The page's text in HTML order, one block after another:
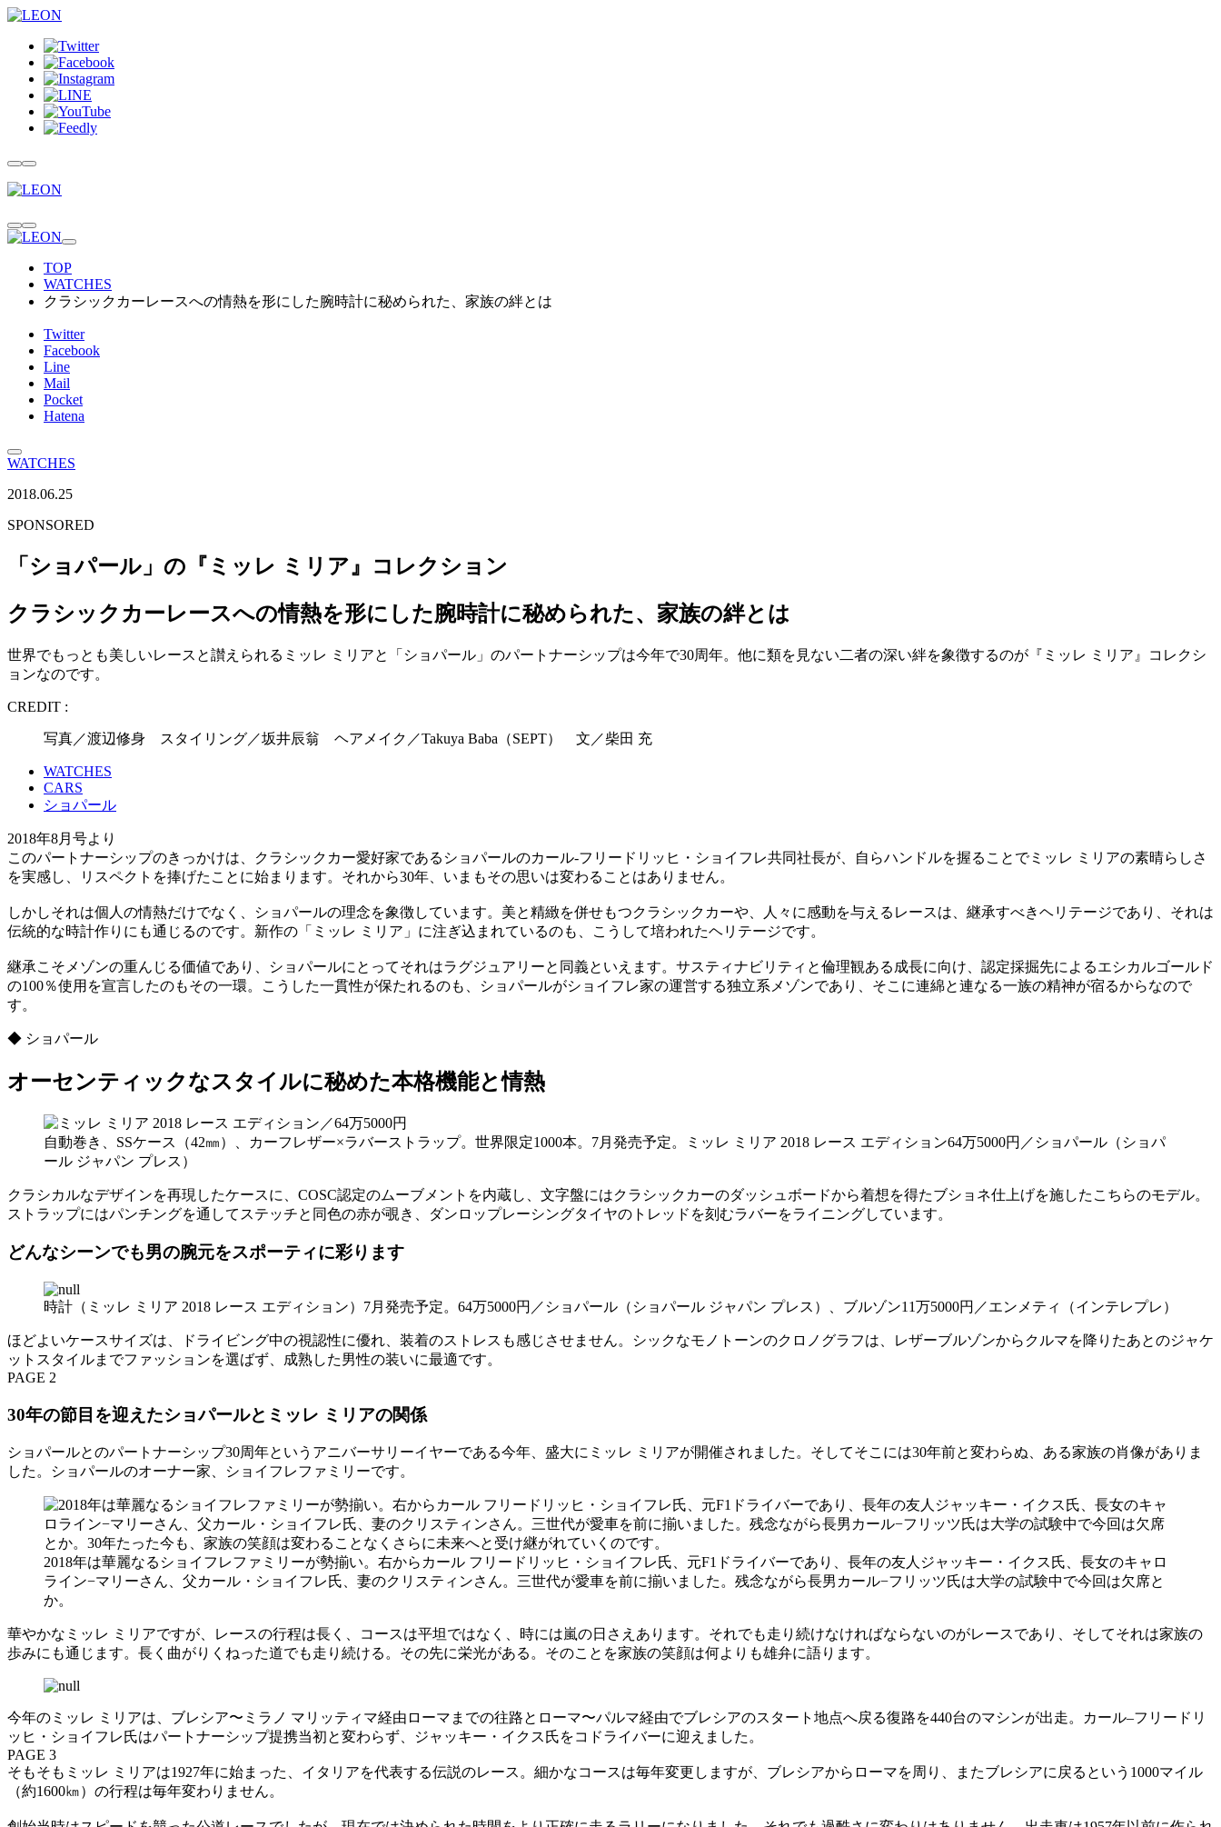
TOP
WATCHES
クラシックカーレースへの情熱を形にした腕時計に秘められた、家族の絆とは
Twitter
Facebook
Line
Mail
Pocket
Hatena
WATCHES
2018.06.25
SPONSORED
「ショパール」の『ミッレ ミリア』コレクション
クラシックカーレースへの情熱を形にした腕時計に秘められた、家族の絆とは
世界でもっとも美しいレースと讃えられるミッレ ミリアと「ショパール」のパートナーシップは今年で30周年。他に類を見ない二者の深い絆を象徴するのが『ミッレ ミリア』コレクシ
ョンなのです。
CREDIT :
写真／渡辺修身 スタイリング／坂井辰翁 ヘアメイク／Takuya Baba（SEPT） 文／柴田 充
WATCHES
CARS
ショパール
2018年8月号より
このパートナーシップのきっかけは、クラシックカー愛好家であるショパールのカール-フリードリッヒ・ショイフレ共同社長が、自らハンドルを握ることでミッレ ミリアの素晴らしさ
を実感し、リスペクトを捧げたことに始まります。それから30年、いまもその思いは変わることはありません。
しかしそれは個人の情熱だけでなく、ショパールの理念を象徴しています。美と精緻を併せもつクラシックカーや、人々に感動を与えるレースは、継承すべきヘリテージであり、それは
伝統的な時計作りにも通じるのです。新作の「ミッレ ミリア」に注ぎ込まれているのも、こうして培われたヘリテージです。
継承こそメゾンの重んじる価値であり、ショパールにとってそれはラグジュアリーと同義といえます。サスティナビリティと倫理観ある成長に向け、認定採掘先によるエシカルゴールド
の100％使用を宣言したのもその一環。こうした一貫性が保たれるのも、ショパールがショイフレ家の運営する独立系メゾンであり、そこに連綿と連なる一族の精神が宿るからなので
す。
◆ ショパール
オーセンティックなスタイルに秘めた本格機能と情熱
自動巻き、SSケース（42㎜）、カーフレザー×ラバーストラップ。世界限定1000本。7月発売予定。ミッレ ミリア 2018 レース エディション64万5000円／ショパール（ショパ
ール ジャパン プレス）
クラシカルなデザインを再現したケースに、COSC認定のムーブメントを内蔵し、文字盤にはクラシックカーのダッシュボードから着想を得たブショネ仕上げを施したこちらのモデル。
ストラップにはパンチングを通してステッチと同色の赤が覗き、ダンロップレーシングタイヤのトレッドを刻むラバーをライニングしています。
どんなシーンでも男の腕元をスポーティに彩ります
時計（ミッレ ミリア 2018 レース エディション）7月発売予定。64万5000円／ショパール（ショパール ジャパン プレス）、ブルゾン11万5000円／エンメティ（インテレプレ）
ほどよいケースサイズは、ドライビング中の視認性に優れ、装着のストレスも感じさせません。シックなモノトーンのクロノグラフは、レザーブルゾンからクルマを降りたあとのジャケ
ットスタイルまでファッションを選ばず、成熟した男性の装いに最適です。
PAGE 2
30年の節目を迎えたショパールとミッレ ミリアの関係
ショパールとのパートナーシップ30周年というアニバーサリーイヤーである今年、盛大にミッレ ミリアが開催されました。そしてそこには30年前と変わらぬ、ある家族の肖像がありま
した。ショパールのオーナー家、ショイフレファミリーです。
2018年は華麗なるショイフレファミリーが勢揃い。右からカール フリードリッヒ・ショイフレ氏、元F1ドライバーであり、長年の友人ジャッキー・イクス氏、長女のキャロ
ライン−マリーさん、父カール・ショイフレ氏、妻のクリスティンさん。三世代が愛車を前に揃いました。残念ながら長男カール−フリッツ氏は大学の試験中で今回は欠席と
か。
華やかなミッレ ミリアですが、レースの行程は長く、コースは平坦ではなく、時には嵐の日さえあります。それでも走り続けなければならないのがレースであり、そしてそれは家族の
歩みにも通じます。長く曲がりくねった道でも走り続ける。その先に栄光がある。そのことを家族の笑顔は何よりも雄弁に語ります。
今年のミッレ ミリアは、ブレシア〜ミラノ マリッティマ経由ローマまでの往路とローマ〜パルマ経由でブレシアのスタート地点へ戻る復路を440台のマシンが出走。カール–フリードリ
ッヒ・ショイフレ氏はパートナーシップ提携当初と変わらず、ジャッキー・イクス氏をコドライバーに迎えました。
PAGE 3
そもそもミッレ ミリアは1927年に始まった、イタリアを代表する伝説のレース。細かなコースは毎年変更しますが、ブレシアからローマを周り、またブレシアに戻るという1000マイル
（約1600㎞）の行程は毎年変わりません。